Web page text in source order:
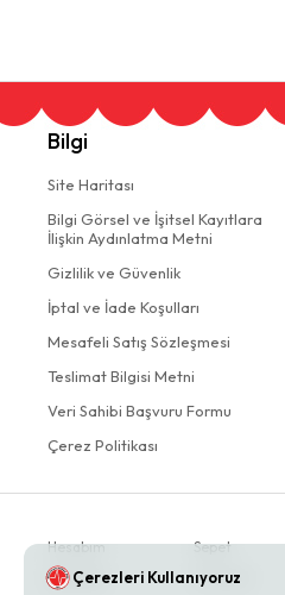
Bilgi
Site Haritası
Bilgi Görsel ve İşitsel Kayıtlara
İlişkin Aydınlatma Metni
Gizlilik ve Güvenlik
İptal ve İade Koşulları
Mesafeli Satış Sözleşmesi
Teslimat Bilgisi Metni
Veri Sahibi Başvuru Formu
Çerez Politikası
Hesabım
Siparişler
Sepet
Favoriler
Çerezleri Kullanıyoruz